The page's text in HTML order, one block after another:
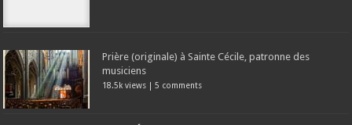
Prière (originale) à Sainte Cécile, patronne des
musiciens
18.5k views |5 comments